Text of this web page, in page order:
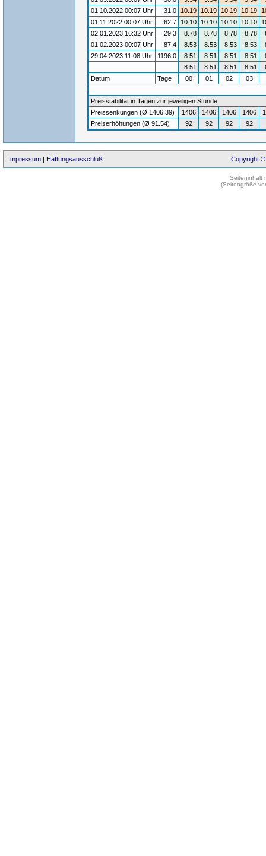
01.10.2022 00:07 Uhr
31.0 10.19 10.19 10.19 10.19
01.11.2022 00:07 Uhr
62.7 10.10 10.10 10.10 10.10
02.01.2023 16:32 Uhr
29.3 8.78 8.78 8.78 8.78
01.02.2023 00:07 Uhr
87.4 8.53 8.53 8.53 8.53
29.04.2023 11:08 Uhr
1196.0 8.51 8.51 8.51 8.51
8.51
8.51 8.51 8.51
Datum
Tage 00 01 02 03
Preisstabilität in Tagen zur jeweiligen Stunde
Preissenkungen (Ø 1406.39)
1406 1406 1406 1406
Preiserhöhungen (Ø 91.54)
92 92 92 92
Impressum | Haftungsausschluß Copyright ©
Seiteninhalt
(Seitengröße